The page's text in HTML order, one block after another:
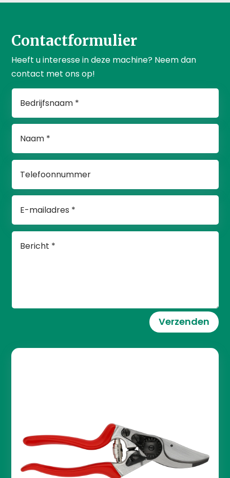
Contactformulier
Heeft u interesse in deze machine? Neem dan
contact met ons op!
Verzenden